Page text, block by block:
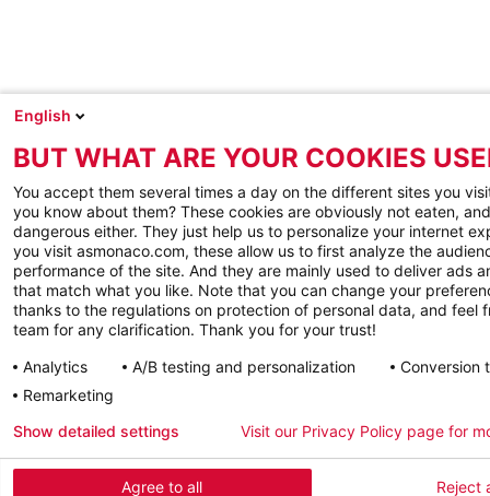
English
BUT WHAT ARE YOUR COOKIES
You accept them several times a day on the different sites you
you know about them? These cookies are obviously not eaten,
dangerous either. They just help us to personalize your internet
you visit asmonaco.com, these allow us to first analyze the
performance of the site. And they are mainly used to deliver ads
that match what you like. Note that you can change your
thanks to the regulations on protection of personal data, and feel
team for any clarification. Thank you for your trust!
Analytics
A/B testing and personalization
Conversion
Remarketing
Agree to all Reject
Show detailed settings Visit our Privacy Policy page for